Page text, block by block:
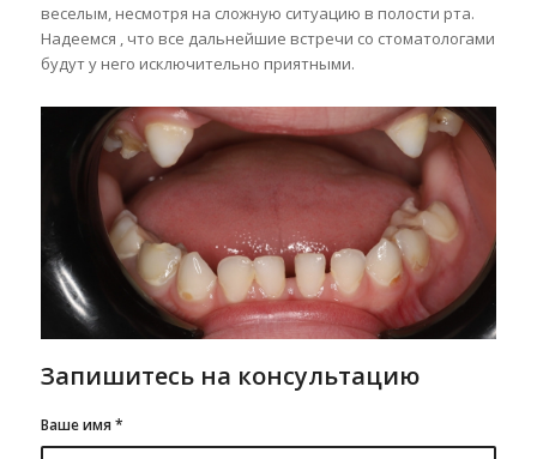
веселым, несмотря на сложную ситуацию в полости рта.
Надеемся , что все дальнейшие встречи со стоматологами
будут у него исключительно приятными.
Запишитесь на консультацию
Ваше имя*